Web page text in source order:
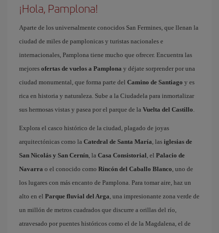
¡Hola, Pamplona!
Aparte de los universalmente conocidos San Fermines, que llenan la
ciudad de miles de pamplonicas y turistas nacionales e
internacionales, Pamplona tiene mucho que ofrecer. Encuentra las
mejores ofertas de vuelos a Pamplona y déjate sorprender por una
ciudad monumental, que forma parte del Camino de Santiago y es
rica en historia y naturaleza. Sube a la Ciudadela para inmortalizar
sus hermosas vistas y pasea por el parque de la Vuelta del Castillo.
Explora el casco histórico de la ciudad, plagado de joyas
arquitectónicas como la Catedral de Santa María, las iglesias de
San Nicolás y San Cernín, la Casa Consistorial, el Palacio de
Navarra o el conocido como Rincón del Caballo Blanco, uno de
los lugares con más encanto de Pamplona. Para tomar aire, haz un
alto en el Parque fluvial del Arga, una impresionante zona verde de
un millón de metros cuadrados que discurre a orillas del río,
atravesado por puentes históricos como el de la Magdalena, el de